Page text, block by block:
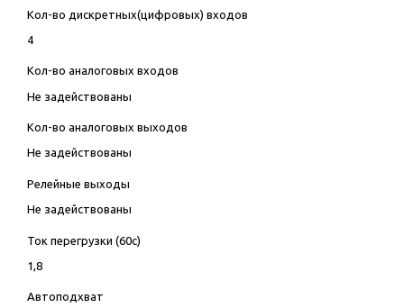
Кол-во дискретных(цифровых) входов
4
Кол-во аналоговых входов
Не задействованы
Кол-во аналоговых выходов
Не задействованы
Релейные выходы
Не задействованы
Ток перегрузки (60с)
1,8
Автоподхват